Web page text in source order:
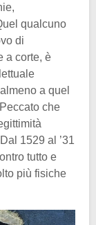
qualcuno
di
a corte, è
a quel
che
1529 al ’31
tutto e
più fisiche